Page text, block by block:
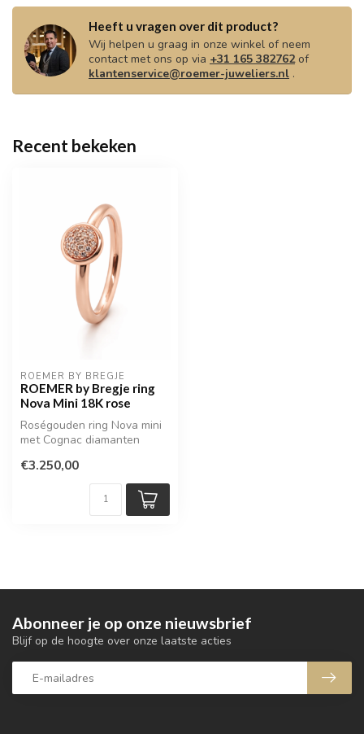
Heeft u vragen over dit product?
Wij helpen u graag in onze winkel of neem
contact met ons op via +31 165 382762of
klantenservice@roemer-juweliers.nl .
Recent bekeken
ROEMER BY BREGJE
ROEMER by Bregje ring
Nova Mini 18K rose
Roségouden ring Nova mini
met Cognac diamanten
€3.250,00
Abonneer je op onze nieuwsbrief
Blijf op de hoogte over onze laatste acties